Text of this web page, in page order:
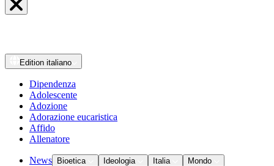
Edition italiano
Dipendenza
Adolescente
Adozione
Adorazione eucaristica
Affido
Allenatore
News Bioetica Ideologia Italia
Mondo